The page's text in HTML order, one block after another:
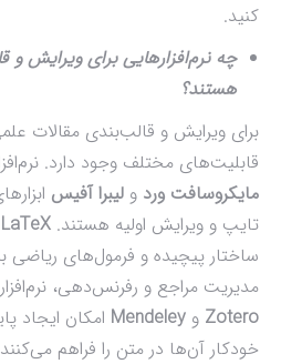
کنید.
چه نرم‌افزارهایی برای ویرایش و
هستند؟
برای ویرایش و قالب‌بندی مقالات
قابلیت‌های مختلف وجود دارد.
مایکروسافت ورد و لیبرا آفیس
تایپ و ویرایش اولیه هستند. LaTeX
ساختار پیچیده و فرمول‌های ریاضی
مدیریت مراجع و رفرنس‌دهی،
Zotero و Mendeley امکان ایجاد
خودکار آن‌ها در متن را فراهم می‌کنند.